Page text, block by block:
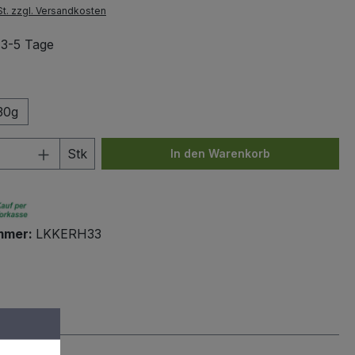
zzgl. Versandkosten
5 Tage
Anzahl: Gib den gewünschten Wert
Stk In den Warenkorb
LKKERH33